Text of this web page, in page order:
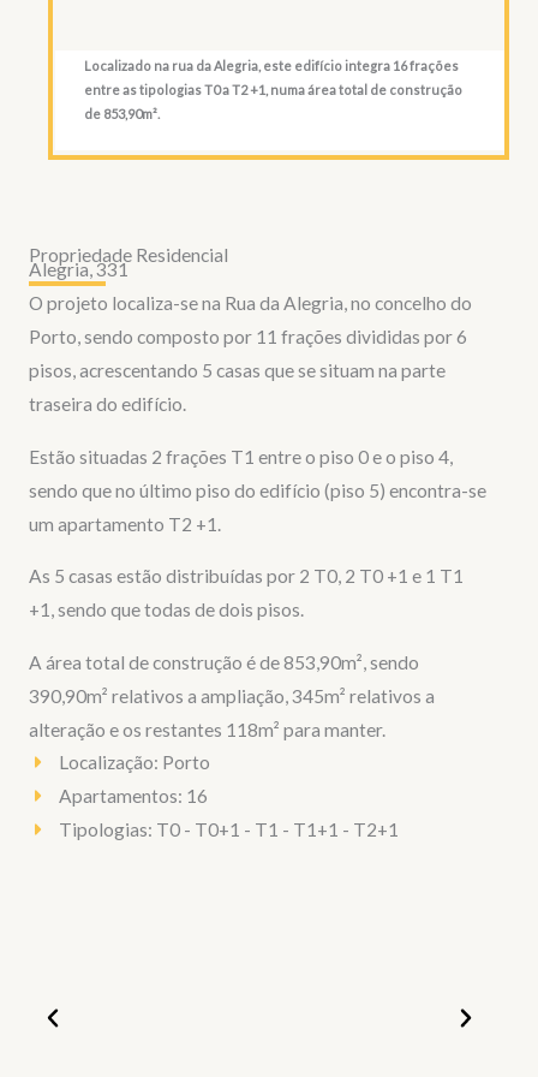
Localizado na rua da Alegria, este edifício integra 16 frações
entre as tipologias T0 a T2 +1, numa área total de construção
de 853,90m².
Propriedade Residencial
Alegria, 331
O projeto localiza-se na Rua da Alegria, no concelho do
Porto, sendo composto por 11 frações divididas por 6
pisos, acrescentando 5 casas que se situam na parte
traseira do edifício.
Estão situadas 2 frações T1 entre o piso 0 e o piso 4,
sendo que no último piso do edifício (piso 5) encontra-se
um apartamento T2 +1.
As 5 casas estão distribuídas por 2 T0, 2 T0 +1 e 1 T1
+1, sendo que todas de dois pisos.
A área total de construção é de 853,90m², sendo
390,90m² relativos a ampliação, 345m² relativos a
alteração e os restantes 118m² para manter.
Localização: Porto
Apartamentos: 16
Tipologias: T0 - T0+1 - T1 - T1+1 - T2+1